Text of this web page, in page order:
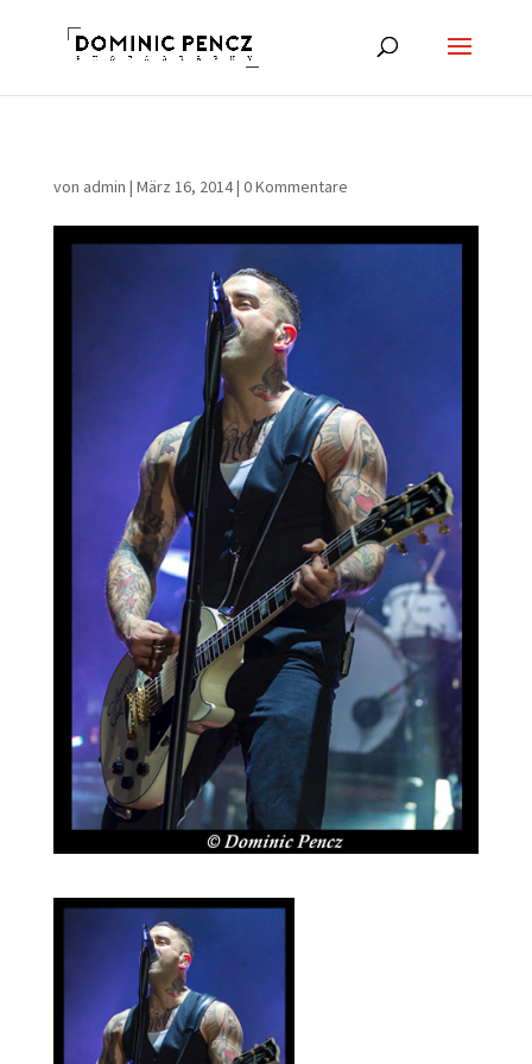
von admin | März 16, 2014| 0 Kommentare